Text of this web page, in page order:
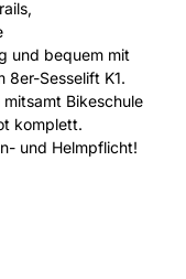
und bequem mit
8er-Sesselift K1.
Bikeschule
komplett.
und Helmpflicht!